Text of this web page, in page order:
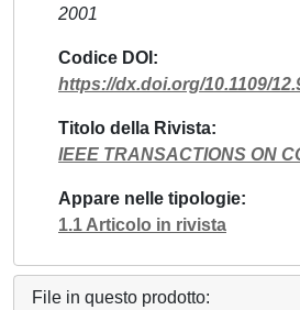
2001
Codice DOI
https://dx.doi.org/10.1109/
Titolo della Rivista
IEEE TRANSACTIONS ON
Appare nelle tipologie
1.1 Articolo in rivista
File in questo prodotto: